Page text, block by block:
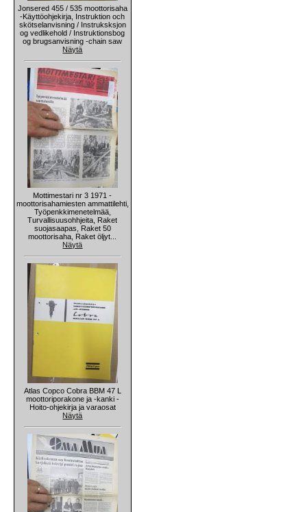
Jonsered 455 / 535 moottorisaha
-Käyttöohjekirja, Instruktion och
skötselanvisning / Instruksksjon
og vedlikehold / Instruktionsbog
og brugsanvisning -chain saw
Näytä
Mottimestari nr 3 1971 -
moottorisahamiesten ammattilehti,
Työpenkkimenetelmää,
Turvallisuusohhjeita, Raket
suojasaapas, Raket 50
moottorisaha, Raket öljyt...
Näytä
Atlas Copco Cobra BBM 47 L
moottoriporakone ja -kanki -
Hoito-ohjekirja ja varaosat
Näytä